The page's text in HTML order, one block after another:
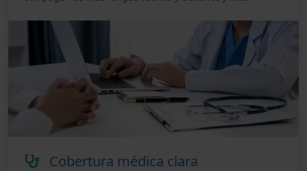
Cobertura médica clara